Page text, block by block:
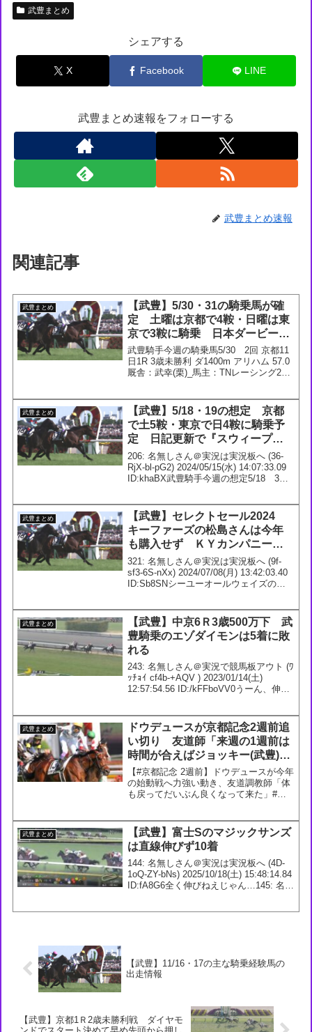
武豊まとめ
シェアする
X Facebook LINE
武豊まとめ速報をフォローする
武豊まとめ速報
関連記事
武豊まとめ
【武豊】5/30・31の騎乗馬が確
定 土曜は京都で4鞍・日曜は東
京で3鞍に騎乗 日本ダービーの
ゴーイントゥスカイは7枠14番に
武豊騎手今週の騎乗馬5/30 2回 京都11
日1R 3歳未勝利 ダ1400m アリハム 57.0
厩舎：武幸(栗)_馬主：TNレーシング2R
馬...
武豊まとめ
【武豊】5/18・19の想定 京都
で土5鞍・東京で日4鞍に騎乗予
定 日記更新で『スウィープフ
ィートはチャンスがある1頭と思
っています』
206: 名無しさん＠実況は実況板へ (36-
RjX-bl-pG2) 2024/05/15(水) 14:07:33.09
ID:khaBX武豊騎手今週の想定5/18 3回
武豊まとめ
【武豊】セレクトセール2024
キーファーズの松島さんは今年
も購入せず ＫＹカンパニーも1
歳で2頭を購入で当歳はゼロ
321: 名無しさん＠実況は実況板へ (9f-
sf3-6S-nXx) 2024/07/08(月) 13:42:03.40
ID:Sb8SNシーユーオールウェイズの
武豊まとめ
【武豊】中京6Ｒ3歳500万下 武
豊騎乗のエゾダイモンは5着に敗
れる
243: 名無しさん＠実況で競馬板アウト (ﾜ
ｯﾁｮｲ cf4b-+AQV ) 2023/01/14(土)
12:57:54.56 ID:/kFFboVV0うーん、伸び
武豊まとめ
ドウデュースが京都記念2週前追
い切り 友道師「来週の1週前は
時間が合えばジョッキー(武豊)に
乗ってもらいます」
【#京都記念 2週前】ドウデュースが今年
の始動戦へ力強い動き、友道調教師「体
も戻ってだいぶん良くなって来た」#ド
で競馬板アウト...
武豊まとめ
【武豊】富士Sのマジックサンズ
は直線伸びず10着
144: 名無しさん＠実況は実況板へ (4D-
1oQ-ZY-bNs) 2025/10/18(土) 15:48:14.84
ID:fA8G6全く伸びねえじゃん…145: 名無
【武豊】11/16・17の主な騎乗経験馬の
出走情報
【武豊】京都1Ｒ2歳未勝利戦 ダイヤモ